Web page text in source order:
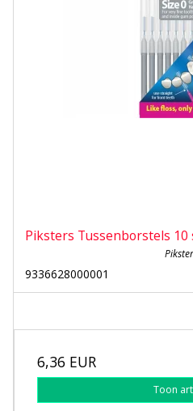
Piksters Tussenborstels 10
9336628000001
6,36 EUR
Toon